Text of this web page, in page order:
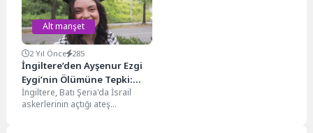
Alt manşet
2 Yıl Önce 285
İngiltere’den Ayşenur Ezgi
Eygi’nin Ölümüne Tepki:
“Derin Endişe Duyuyoruz”
İngiltere, Batı Şeria'da İsrail
askerlerinin açtığı ateş